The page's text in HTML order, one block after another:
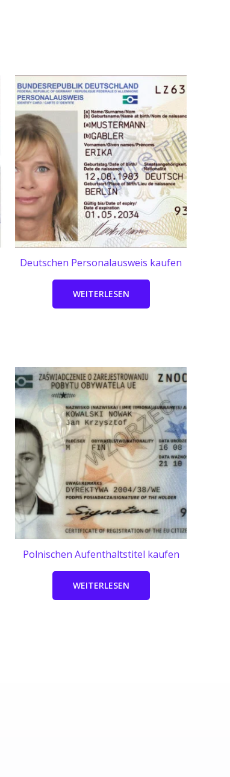
Deutschen Personalausweis kaufen
WEITERLESEN
Polnischen Aufenthaltstitel kaufen
WEITERLESEN